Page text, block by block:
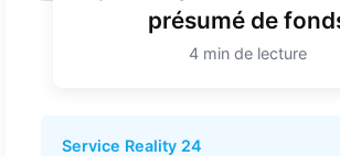
présumé de
4 min de lecture
Service Reality 24